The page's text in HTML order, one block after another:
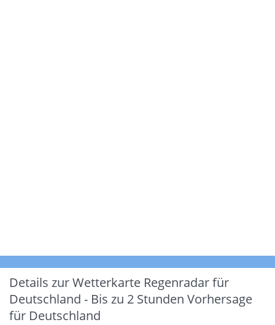
Details zur Wetterkarte Regenradar für
Deutschland - Bis zu 2 Stunden Vorhersage
für Deutschland